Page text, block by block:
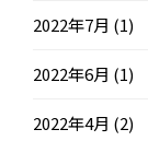
2022年7月 (1)
2022年6月 (1)
2022年4月 (2)